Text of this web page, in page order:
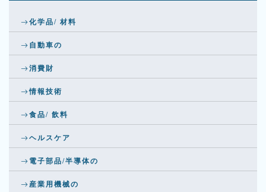
化学品/ 材料
自動車の
消費財
情報技術
食品/ 飲料
ヘルスケア
電子部品/半導体の
産業用機械の